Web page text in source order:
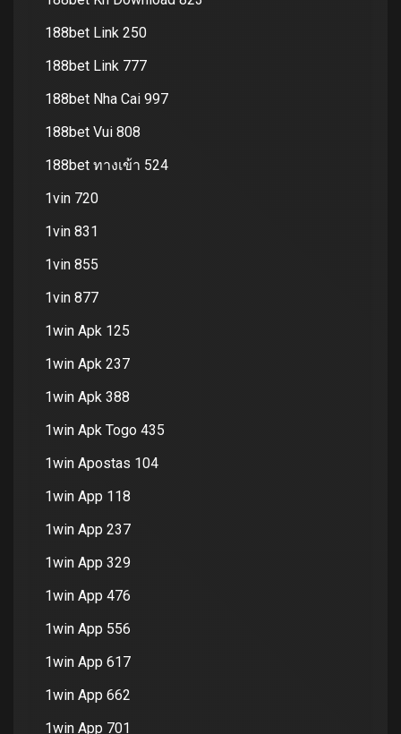
188bet Link 250
188bet Link 777
188bet Nha Cai 997
188bet Vui 808
188bet ทางเข้า 524
1vin 720
1vin 831
1vin 855
1vin 877
1win Apk 125
1win Apk 237
1win Apk 388
1win Apk Togo 435
1win Apostas 104
1win App 118
1win App 237
1win App 329
1win App 476
1win App 556
1win App 617
1win App 662
1win App 701